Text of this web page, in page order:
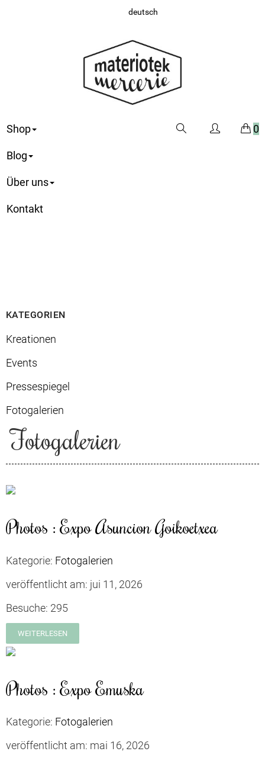
deutsch
Shop
Blog
Über uns
Kontakt
0
KATEGORIEN
Kreationen
Events
Pressespiegel
Fotogalerien
Fotogalerien
Photos : Expo Asuncion Goikoetxea
Kategorie: Fotogalerien
veröffentlicht am: jui 11, 2026
Besuche: 295
WEITERLESEN
Photos : Expo Emuska
Kategorie: Fotogalerien
veröffentlicht am: mai 16, 2026